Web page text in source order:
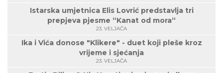
Istarska umjetnica Elis Lovrić predstavlja tri
prepjeva pjesme “Kanat od mora“
23. VELJAČA
Ika i Vića donose "Klikere" - duet koji pleše kroz
vrijeme i sjećanja
23. VELJAČA